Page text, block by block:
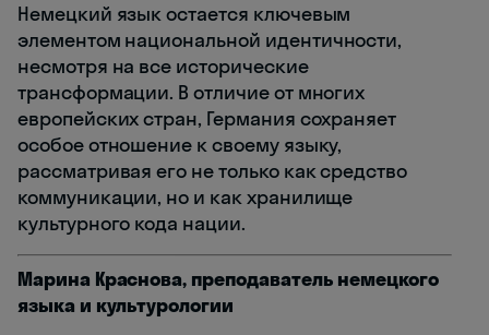
Немецкий язык остается ключевым
элементом национальной идентичности,
несмотря на все исторические
трансформации. В отличие от многих
европейских стран, Германия сохраняет
особое отношение к своему языку,
рассматривая его не только как средство
коммуникации, но и как хранилище
культурного кода нации.
Марина Краснова, преподаватель немецкого
языка и культурологии